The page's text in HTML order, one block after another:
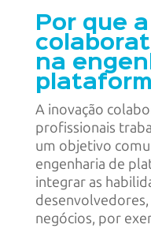
Por que
na
A inovação
profissionais
um objetivo
engenharia de
integrar as
negócios, por